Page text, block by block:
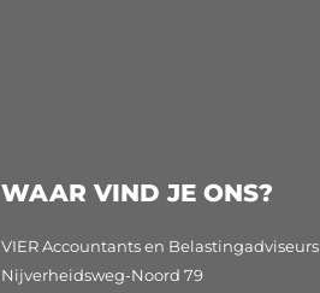
WAAR VIND JE ONS?
VIER Accountants en Belastingadviseurs
Nijverheidsweg-Noord 79